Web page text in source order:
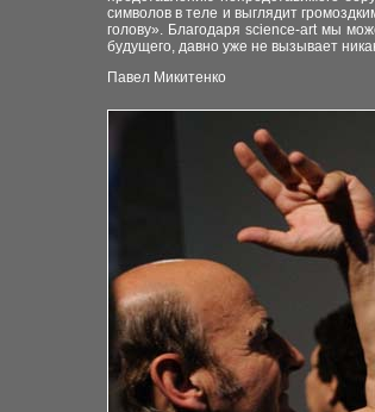
символов в теле и выглядит
голову». Благодаря science-art мы
будущего, давно уже не вызывает
Павел Микитенко